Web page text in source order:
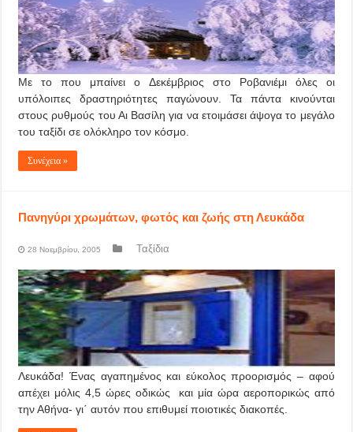
Με το που μπαίνει ο Δεκέμβριος στο Ροβανιέμι όλες οι
υπόλοιπες δραστηριότητες παγώνουν. Τα πάντα κινούνται
στους ρυθμούς του Αι Βασίλη για να ετοιμάσει άψογα το μεγάλο
του ταξίδι σε ολόκληρο τον κόσμο.
Συνέχεια »
Πανηγύρι χρωμάτων, φωτός και ζωής στη Λευκάδα
28 Νοεμβρίου, 2005 Ταξίδια
Λευκάδα! Ένας αγαπημένος και εύκολος προορισμός – αφού
απέχει μόλις 4,5 ώρες οδικώς και μία ώρα αεροπορικώς από
την Αθήνα- γι΄ αυτόν που επιθυμεί ποιοτικές διακοπές.